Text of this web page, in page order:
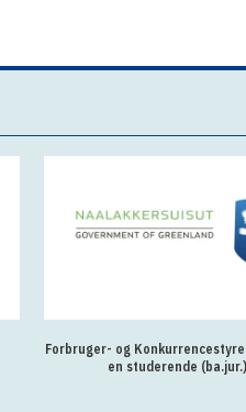
Forbruger- og
en studerende (ba.jur.)